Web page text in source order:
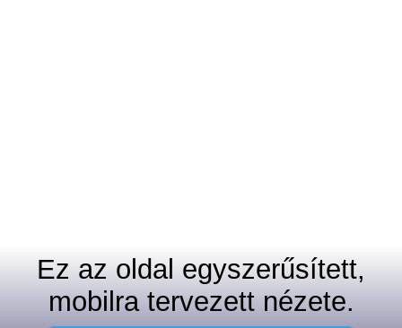
Ez az oldal egyszerűsített,
mobilra tervezett nézete.